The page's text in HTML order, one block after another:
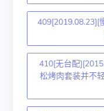
409[2019.08.23][
410[无台配
松烤肉套装并不